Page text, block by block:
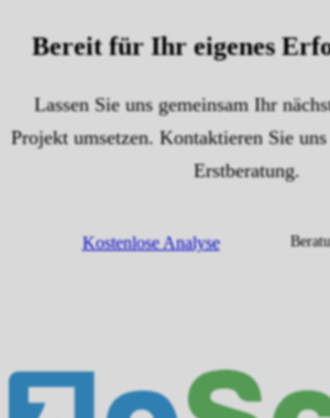
Bereit für Ihr eigenes
Lassen Sie uns gemeinsam Ihr
Projekt umsetzen. Kontaktieren Sie
Erstberatung.
Kostenlose Analyse